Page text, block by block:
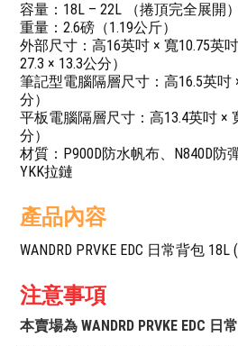
容量：18L – 22L （捲頂完全展開）
重量：2.6磅（1.19公斤）
外部尺寸：高16英吋 × 寬10.75英
27.3 × 13.3公分）
筆記型電腦隔層尺寸：高16.5英吋
分）
平板電腦隔層尺寸：高13.4英吋 ×
分）
材質：P900D防水帆布、N840D防
YKK拉鏈
產品內容
WANDRD PRVKE EDC 日常背包
注意事項
本賣場為 WANDRD PRVKE EDC 日